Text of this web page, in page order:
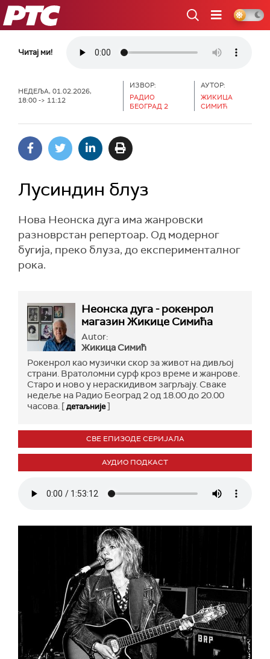
РТС
Читај ми!
НЕДЕЉА, 01.02.2026,
18:00 -> 11:12
ИЗВОР:
РАДИО
БЕОГРАД 2
АУТОР:
ЖИКИЦА
СИМИЋ
Лусиндин блуз
Нова Неонска дуга има жанровски
разноврстан репертоар. Од модерног
бугија, преко блуза, до експерименталног
рока.
Неонска дуга - рокенрол
магазин Жикице Симића
Autor:
Жикица Симић
Рокенрол као музички скор за живот на дивљој
страни. Вратоломни сурф кроз време и жанрове.
Старо и ново у нераскидивом загрљају. Сваке
недеље на Радио Београд 2 од 18.00 до 20.00
часова. [детаљније]
СВЕ ЕПИЗОДЕ СЕРИЈАЛА
АУДИО ПОДКАСТ